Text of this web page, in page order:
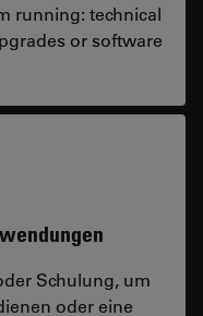
running: technical
or software
Schulung, um
oder eine